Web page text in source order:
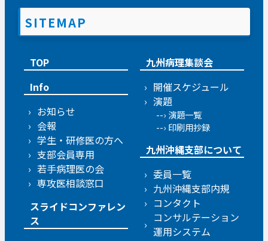
SITEMAP
TOP
Info
お知らせ
会報
学生・研修医の方へ
支部会員専用
若手病理医の会
専攻医相談窓口
スライドコンファレン
ス
九州病理集談会
開催スケジュール
演題
演題一覧
印刷用抄録
九州沖縄支部について
委員一覧
九州沖縄支部内規
コンタクト
コンサルテーション
運用システム